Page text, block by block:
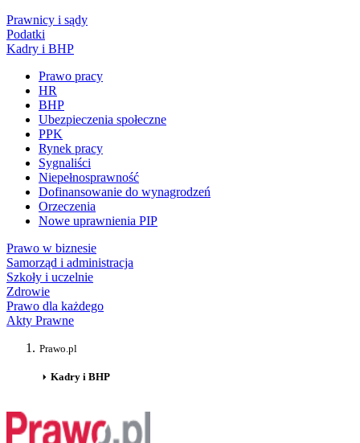
Prawnicy i sądy
Podatki
Kadry i BHP
Prawo pracy
HR
BHP
Ubezpieczenia społeczne
PPK
Rynek pracy
Sygnaliści
Niepełnosprawność
Dofinansowanie do wynagrodzeń
Orzeczenia
Nowe uprawnienia PIP
Prawo w biznesie
Samorząd i administracja
Szkoły i uczelnie
Zdrowie
Prawo dla każdego
Akty Prawne
Prawo.pl
Kadry i BHP